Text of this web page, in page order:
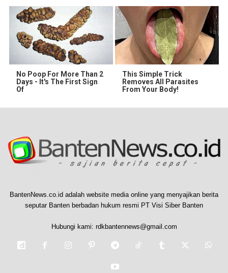
No Poop For More Than 2
Days - It's The First Sign
Of
This Simple Trick
Removes All Parasites
From Your Body!
BantenNews.co.id adalah website media online yang menyajikan berita
seputar Banten berbadan hukum resmi PT Visi Siber Banten
Hubungi kami: rdkbantennews@gmail.com